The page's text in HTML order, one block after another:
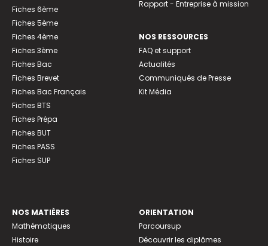
Fiches 6ème
Fiches 5ème
Fiches 4ème
Fiches 3ème
Fiches Bac
Fiches Brevet
Fiches Bac Français
Fiches BTS
Fiches Prépa
Fiches BUT
Fiches PASS
Fiches SUP
Rapport - Entreprise à mission
NOS RESSOURCES
FAQ et support
Actualités
Communiqués de Presse
Kit Média
NOS MATIÈRES
Mathématiques
Histoire
ORIENTATION
Parcoursup
Découvrir les diplômes